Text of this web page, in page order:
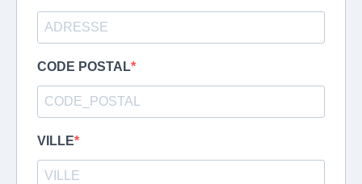
CODE POSTAL
VILLE